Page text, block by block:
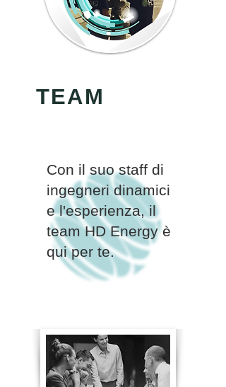
TEAM
Con il suo staff di
ingegneri dinamici
e l'esperienza, il
team HD Energy è
qui per te.